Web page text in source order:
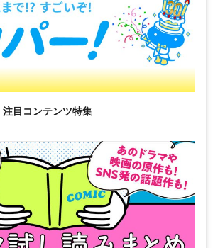
注目コンテンツ特集